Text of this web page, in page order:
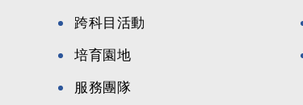
跨科目活動
培育園地
服務團隊